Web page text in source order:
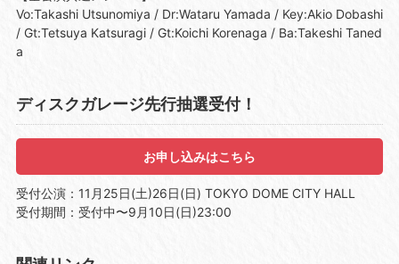
Vo:Takashi Utsunomiya / Dr:Wataru Yamada / Key:Akio Dobashi
/ Gt:Tetsuya Katsuragi / Gt:Koichi Korenaga / Ba:Takeshi Taned
a
ディスクガレージ先行抽選受付！
お申し込みはこちら
受付公演：11月25日(土)26日(日) TOKYO DOME CITY HALL
受付期間：受付中〜9月10日(日)23:00